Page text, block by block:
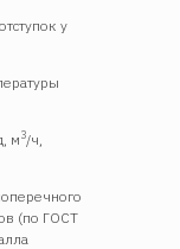
у
м3/ч,
(по ГОСТ